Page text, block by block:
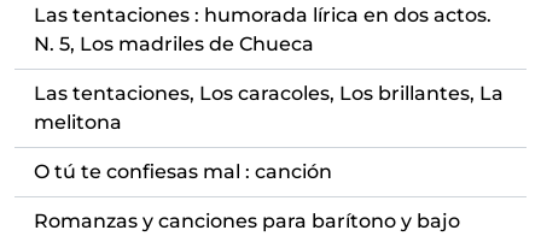
Las tentaciones : humorada lírica en dos actos.
N. 5, Los madriles de Chueca
Las tentaciones, Los caracoles, Los brillantes, La
melitona
O tú te confiesas mal : canción
Romanzas y canciones para barítono y bajo